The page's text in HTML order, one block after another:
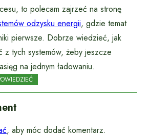
to polecam zajrzeć na stronę
odzysku energii, gdzie temat
pierwsze. Dobrze wiedzieć, jak
z tych systemów, żeby jeszcze
na jednym ładowaniu.
, aby móc dodać komentarz.